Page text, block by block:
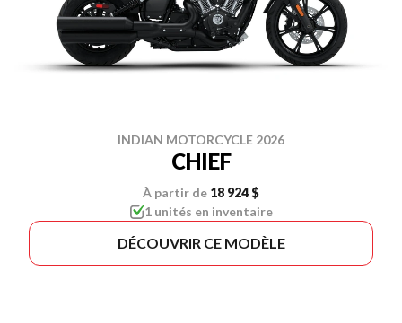
INDIAN MOTORCYCLE 2026
CHIEF
À partir de 18 924 $
1 unités en inventaire
DÉCOUVRIR CE MODÈLE